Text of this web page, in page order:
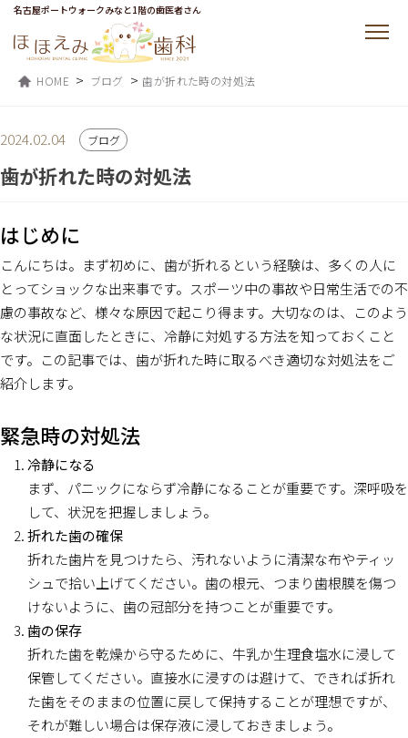
名古屋ポートウォークみなと1階の歯医者さん
HOME > ブログ > 歯が折れた時の対処法
2024.02.04 ブログ
歯が折れた時の対処法
はじめに
こんにちは。まず初めに、歯が折れるという経験は、多くの人に
とってショックな出来事です。スポーツ中の事故や日常生活での不
慮の事故など、様々な原因で起こり得ます。大切なのは、このよう
な状況に直面したときに、冷静に対処する方法を知っておくこと
です。この記事では、歯が折れた時に取るべき適切な対処法をご
紹介します。
緊急時の対処法
冷静になる
まず、パニックにならず冷静になることが重要です。深呼吸を
して、状況を把握しましょう。
折れた歯の確保
折れた歯片を見つけたら、汚れないように清潔な布やティッ
シュで拾い上げてください。歯の根元、つまり歯根膜を傷つ
けないように、歯の冠部分を持つことが重要です。
歯の保存
折れた歯を乾燥から守るために、牛乳か生理食塩水に浸して
保管してください。直接水に浸すのは避けて、できれば折れ
た歯をそのままの位置に戻して保持することが理想ですが、
それが難しい場合は保存液に浸しておきましょう。